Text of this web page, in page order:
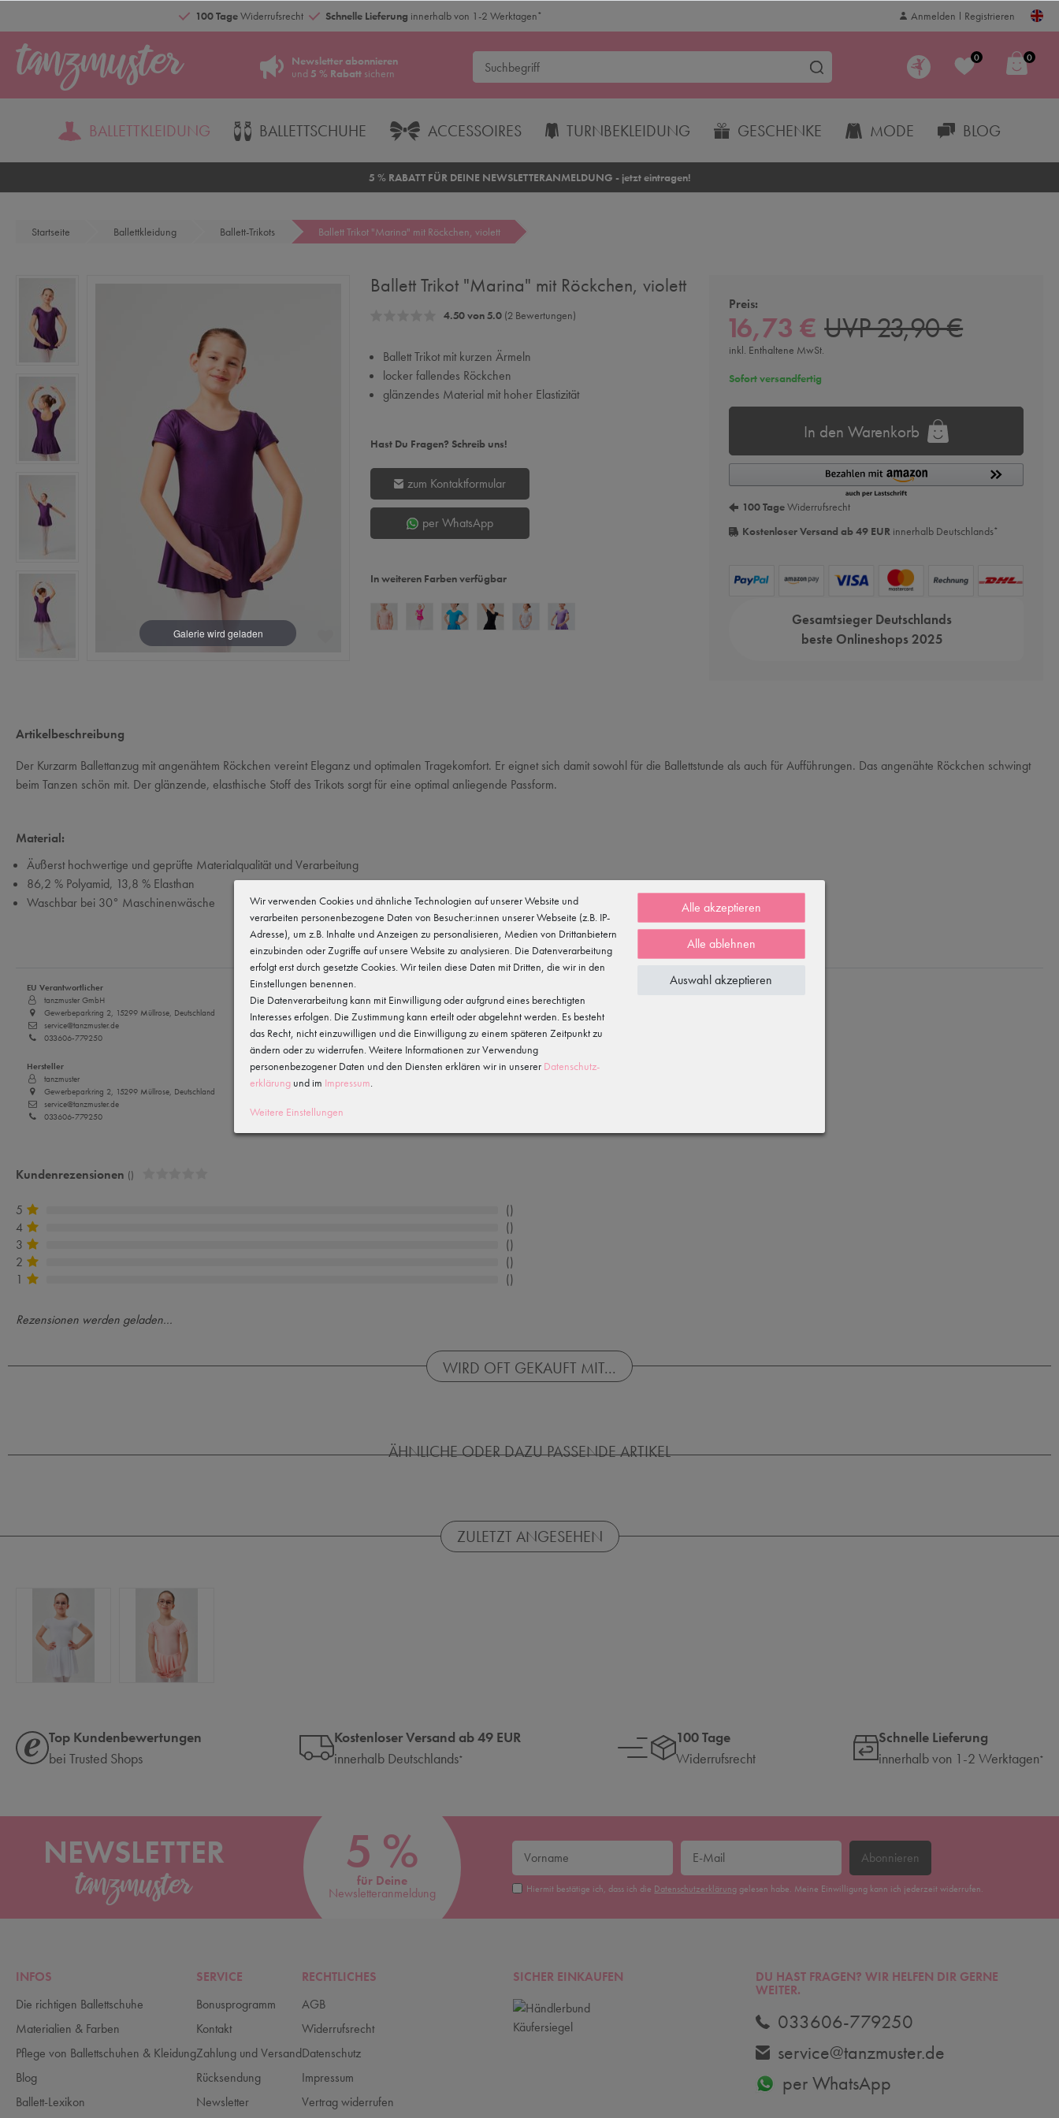
100 TageWiderrufsrecht Schnelle Lieferung innerhalb von 1-2 Werktagen* Anmelden Registrieren
0 0
Newsletter abonnieren
und 5 % Rabattsichern
BALLETTKLEIDUNG BALLETTSCHUHE ACCESSOIRES TURNBEKLEIDUNG GESCHENKE MODE BLOG
5 % RABATT FÜR DEINE NEWSLETTERANMELDUNG - jetzt eintragen!
Startseite Ballettkleidung Ballett-Trikots Ballett Trikot "Marina" mit Röckchen, violett
Ballett Trikot "Marina" mit Röckchen, violett
4.50 von 5.0(2 Bewertungen)
Ballett Trikot mit kurzen Ärmeln
locker fallendes Röckchen
glänzendes Material mit hoher Elastizität
Hast Du Fragen? Schreib uns!
zum Kontaktformular
per WhatsApp
In weiteren Farben verfügbar
Preis:
UVP 23,90 €
16,73 €
inkl. Enthaltene MwSt.
Sofort versandfertig
In den Warenkorb
100 TageWiderrufsrecht
Kostenloser Versand ab 49 EUR innerhalb Deutschlands*
Gesamtsieger Deutschlands
beste Onlineshops 2025
Artikelbeschreibung
Der Kurzarm Ballettanzug mit angenähtem Röckchen vereint Eleganz und optimalen Tragekomfort. Er eignet sich damit sowohl für die Ballettstunde als auch für Aufführungen. Das angenähte Röckchen schwingt
beim Tanzen schön mit. Der glänzende, elasthische Stoff des Trikots sorgt für eine optimal anliegende Passform.
Material:
Äußerst hochwertige und geprüfte Materialqualität und Verarbeitung
86,2 % Polyamid, 13,8 % Elasthan
Waschbar bei 30° Maschinenwäsche
EU Verantwortlicher
tanzmuster GmbH
Gewerbeparkring 2, 15299 Müllrose, Deutschland
service@tanzmuster.de
033606-779250
Hersteller
tanzmuster
Gewerbeparkring 2, 15299 Müllrose, Deutschland
service@tanzmuster.de
033606-779250
Kundenrezensionen ()
5
4
3
2
1
Rezensionen werden geladen...
WIRD OFT GEKAUFT MIT...
ÄHNLICHE ODER DAZU PASSENDE ARTIKEL
ZULETZT ANGESEHEN
Top Kundenbewertungen
bei Trusted Shops
Kostenloser Versand ab 49 EUR
innerhalb Deutschlands*
100 Tage
Widerrufsrecht
Schnelle Lieferung
innerhalb von 1-2 Werktagen*
NEWSLETTER 5 %
für Deine
Newsletteranmeldung
Abonnieren
Hiermit bestätige ich, dass ich die Daten­schutz­erklärunggelesen habe. Meine Einwilligung kann ich jederzeit widerrufen.
INFOS
Die richtigen Ballettschuhe
Materialien & Farben
Pflege von Ballettschuhen & Kleidung
Blog
Ballett-Lexikon
SERVICE
Bonusprogramm
Kontakt
Zahlung und Versand
Rücksendung
Newsletter
RECHTLICHES
AGB
Widerrufsrecht
Datenschutz
Impressum
Vertrag widerrufen
SICHER EINKAUFEN
DU HAST FRAGEN? WIR HELFEN DIR GERNE
WEITER.
033606-779250
service@tanzmuster.de
per WhatsApp
Wir verwenden Cookies und ähnliche Technologien auf unserer Website und
verarbeiten personenbezogene Daten von Besucher:innen unserer Webseite (z.B. IP-
Adresse), um z.B. Inhalte und Anzeigen zu personalisieren, Medien von Drittanbietern
einzubinden oder Zugriffe auf unsere Website zu analysieren. Die Datenverarbeitung
erfolgt erst durch gesetzte Cookies. Wir teilen diese Daten mit Dritten, die wir in den
Einstellungen benennen.
Die Datenverarbeitung kann mit Einwilligung oder aufgrund eines berechtigten
Interesses erfolgen. Die Zustimmung kann erteilt oder abgelehnt werden. Es besteht
das Recht, nicht einzuwilligen und die Einwilligung zu einem späteren Zeitpunkt zu
ändern oder zu widerrufen. Weitere Informationen zur Verwendung
personenbezogener Daten und den Diensten erklären wir in unserer Daten­schutz­
erklärung und im Impressum.
Weitere Einstellungen
Alle akzeptieren
Alle ablehnen
Auswahl akzeptieren